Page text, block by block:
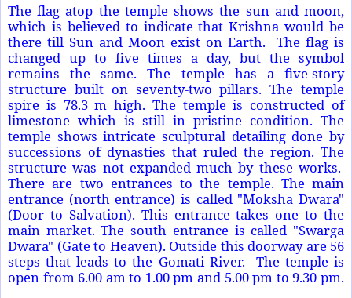
The flag atop the temple shows the sun and moon,
which is believed to indicate that Krishna would be
there till Sun and Moon exist on Earth.
The flag is
changed up to five times a day, but the symbol
remains the same. The temple has a five-story
structure built on seventy-two pillars. The temple
spire is 78.3 m high. The temple is constructed of
limestone which is still in pristine condition. The
temple shows intricate sculptural detailing done by
successions of dynasties that ruled the region. The
structure was not expanded much by these works.
There are two entrances to the temple. The main
entrance (north entrance) is called "Moksha Dwara"
(Door to Salvation). This entrance takes one to the
main market. The south entrance is called "Swarga
Dwara" (Gate to Heaven). Outside this doorway are 56
steps that leads to the Gomati River.
The temple is
open from 6.00 am to 1.00 pm and 5.00 pm to 9.30 pm.